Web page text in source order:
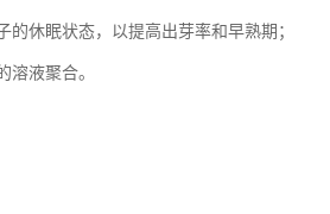
的休眠状态，以提高出芽率和早熟期；
溶液聚合。